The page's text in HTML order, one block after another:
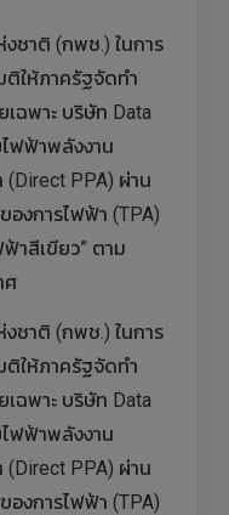
ชาติ (กพช.) ในการ
ให้ภาครัฐจัดทำ
เฉพาะ บริษัท Data
ฟฟ้าพลังงาน
PPA) ผ่าน
องการไฟฟ้า (TPA)
าสีเขียว” ตาม
ศ
ชาติ (กพช.) ในการ
ให้ภาครัฐจัดทำ
เฉพาะ บริษัท Data
ฟฟ้าพลังงาน
PPA) ผ่าน
องการไฟฟ้า (TPA)